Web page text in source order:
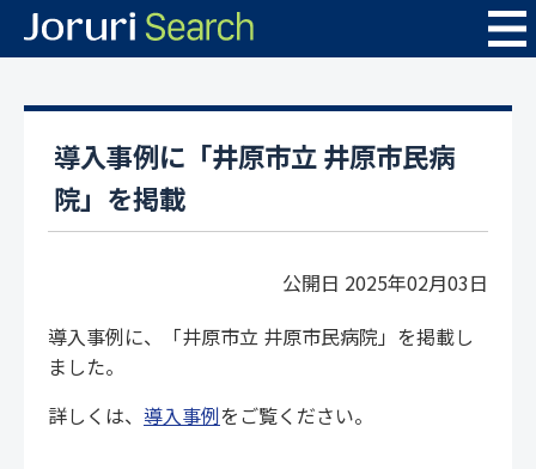
導入事例に「井原市立 井原市民病
院」を掲載
公開日 2025年02月03日
導入事例に、「井原市立 井原市民病院」を掲載し
ました。
詳しくは、 導入事例をご覧ください。